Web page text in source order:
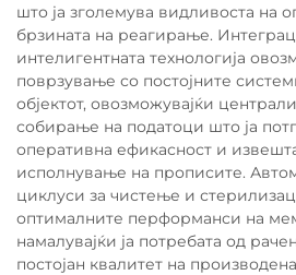
што ја зголемува видливоста на
брзината на реагирање.
интелигентната технологија
поврзување со постојните
објектот, овозможувајќи
собирање на податоци што ја
оперативна ефикасност и
исполнување на прописите.
циклуси за чистење и
оптималните перформанси на
намалувајќи ја потребата од
постојан квалитет на